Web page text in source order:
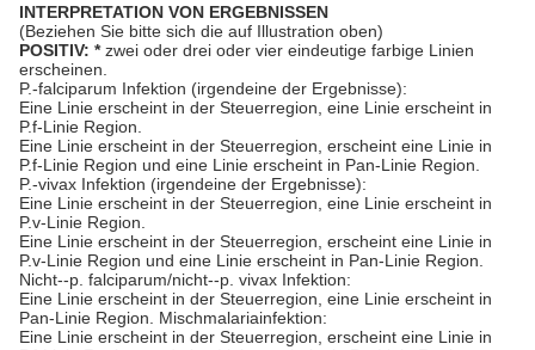
INTERPRETATION VON ERGEBNISSEN
(Beziehen Sie bitte sich die auf Illustration oben)
POSITIV: *zwei oder drei oder vier eindeutige farbige Linien
erscheinen.
P.-falciparum Infektion (irgendeine der Ergebnisse):
Eine Linie erscheint in der Steuerregion, eine Linie erscheint in
P.f-Linie Region.
Eine Linie erscheint in der Steuerregion, erscheint eine Linie in
P.f-Linie Region und eine Linie erscheint in Pan-Linie Region.
P.-vivax Infektion (irgendeine der Ergebnisse):
Eine Linie erscheint in der Steuerregion, eine Linie erscheint in
P.v-Linie Region.
Eine Linie erscheint in der Steuerregion, erscheint eine Linie in
P.v-Linie Region und eine Linie erscheint in Pan-Linie Region.
Nicht--p. falciparum/nicht--p. vivax Infektion:
Eine Linie erscheint in der Steuerregion, eine Linie erscheint in
Pan-Linie Region. Mischmalariainfektion:
Eine Linie erscheint in der Steuerregion, erscheint eine Linie in